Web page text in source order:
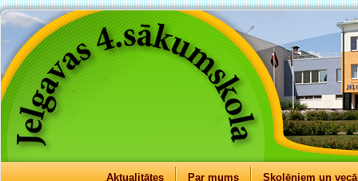
Aktualitātes Par mums Skolēniem un